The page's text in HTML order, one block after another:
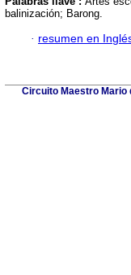
balinización; Barong.
· resumen en
Circuito Maestro Mario